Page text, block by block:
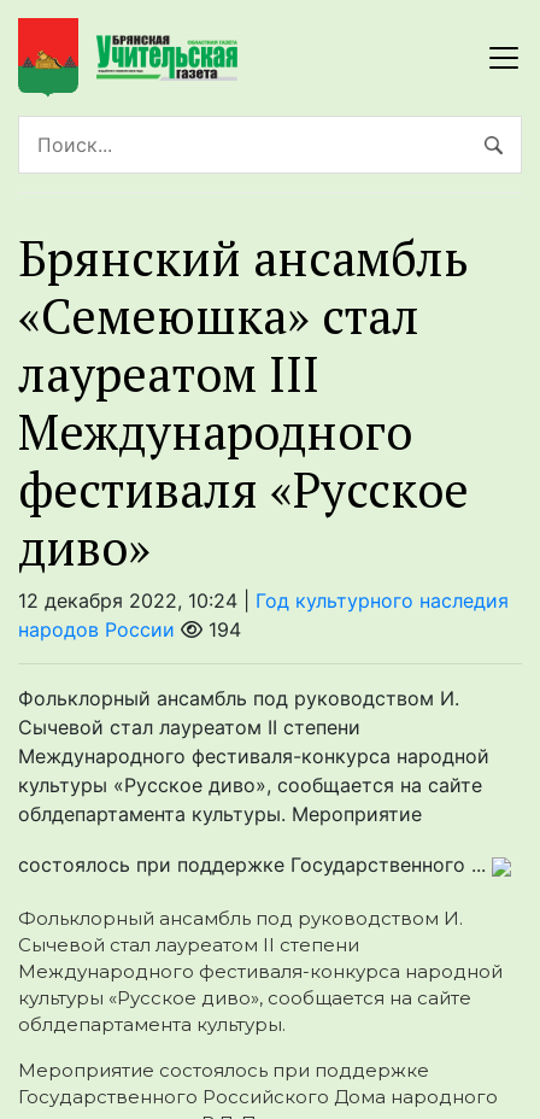
Брянский ансамбль
«Семеюшка» стал
лауреатом III
Международного
фестиваля «Русское
диво»
12 декабря 2022, 10:24 | Год культурного наследия
народов России
194
Фольклорный ансамбль под руководством И.
Сычевой стал лауреатом II степени
Международного фестиваля-конкурса народной
культуры «Русское диво», сообщается на сайте
облдепартамента культуры. Мероприятие
состоялось при поддержке Государственного ...
Фольклорный ансамбль под руководством И.
Сычевой стал лауреатом II степени
Международного фестиваля-конкурса народной
культуры «Русское диво», сообщается на сайте
облдепартамента культуры.
Мероприятие состоялось при поддержке
Государственного Российского Дома народного